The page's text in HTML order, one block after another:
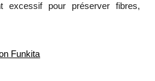
excessif pour préserver fibres,
Funkita